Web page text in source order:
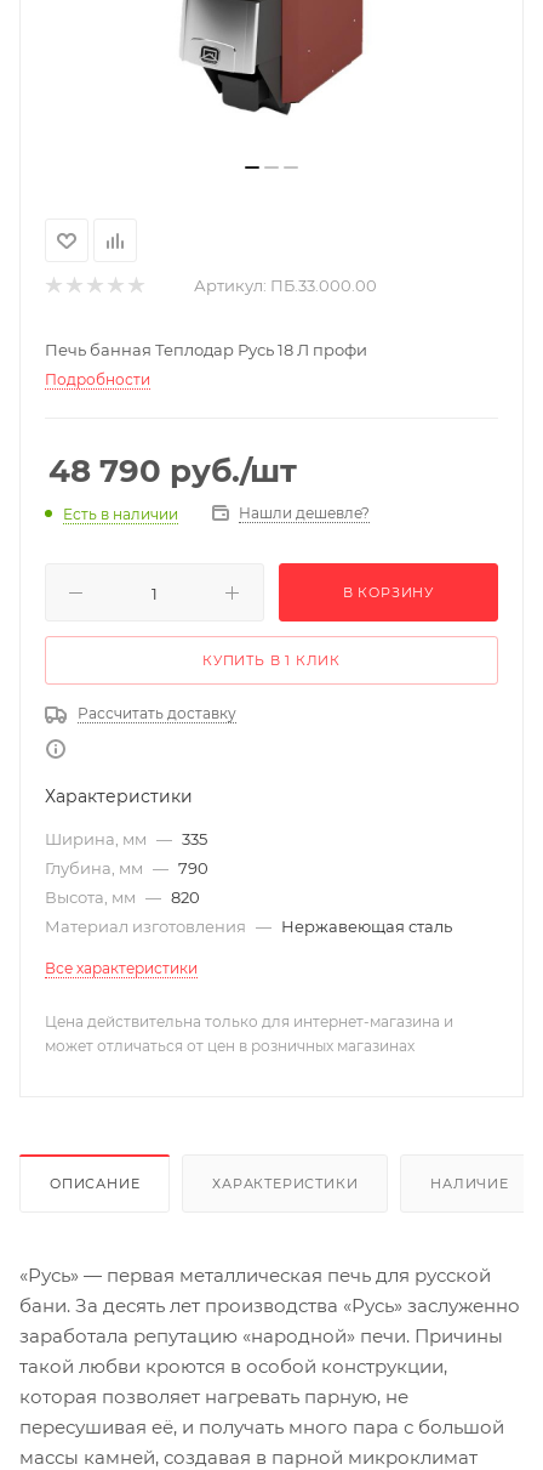
Артикул: ПБ.33.000.00
Печь банная Теплодар Русь 18 Л профи
Подробности
48 790 руб./шт
Есть в наличии Нашли дешевле?
В КОРЗИНУ
КУПИТЬ В 1 КЛИК
Рассчитать доставку
Характеристики
Ширина, мм — 335
Глубина, мм — 790
Высота, мм — 820
Материал изготовления — Нержавеющая сталь
Все характеристики
Цена действительна только для интернет-магазина и
может отличаться от цен в розничных магазинах
ОПИСАНИЕ ХАРАКТЕРИСТИКИ НАЛИЧИЕ
«Русь» — первая металлическая печь для русской
бани. За десять лет производства «Русь» заслуженно
заработала репутацию «народной» печи. Причины
такой любви кроются в особой конструкции,
которая позволяет нагревать парную, не
пересушивая её, и получать много пара с большой
массы камней, создавая в парной микроклимат